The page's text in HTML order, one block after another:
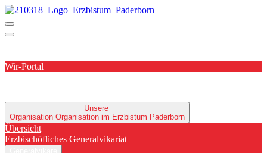
Wir-Portal
Unsere
Organisation Organisation im Erzbistum Paderborn
Übersicht
Erzbischöfliches Generalvikariat